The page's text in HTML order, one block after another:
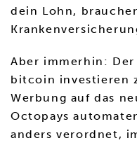
dein Lohn,
Aber immerhin:
bitcoin investieren
Werbung auf das
Octopays
anders verordnet,